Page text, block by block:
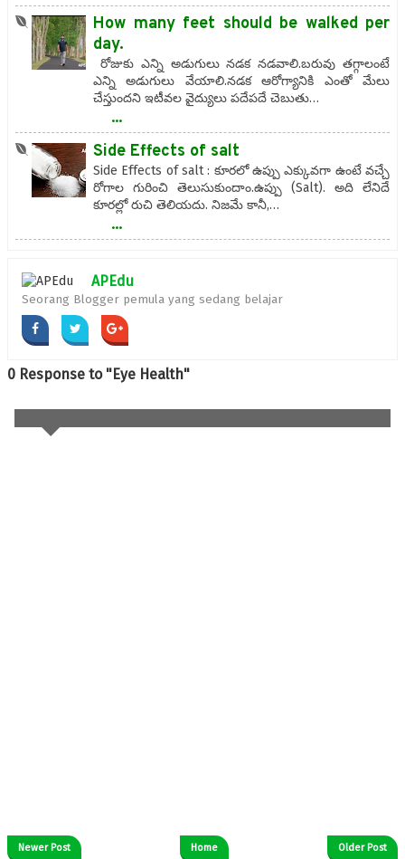
How many feet should be walked per
day.
రోజుకు ఎన్ని అడుగులు నడక నడవాలి.బరువు తగ్గాలంటే
ఎన్ని అడుగులు వేయాలి.నడక ఆరోగ్యానికి ఎంతో మేలు
చేస్తుందని ఇటీవల వైద్యులు పదేపదే చెబుతు…
...
Side Effects of salt
Side Effects of salt : కూరలో ఉప్పు ఎక్కువగా ఉంటే వచ్చే
రోగాల గురించి తెలుసుకుందాం.ఉప్పు (Salt). అది లేనిదే
కూరల్లో రుచి తెలియదు. నిజమే కానీ,…
...
APEdu
Seorang Blogger pemula yang sedang belajar
0 Response to "Eye Health"
Newer Post Older Post
Home